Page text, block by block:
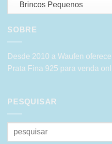
Brincos Pequenos
SOBRE
Desde 2010 a Waufen
Prata Fina 925 para venda
PESQUISAR
Pesquisar
por: